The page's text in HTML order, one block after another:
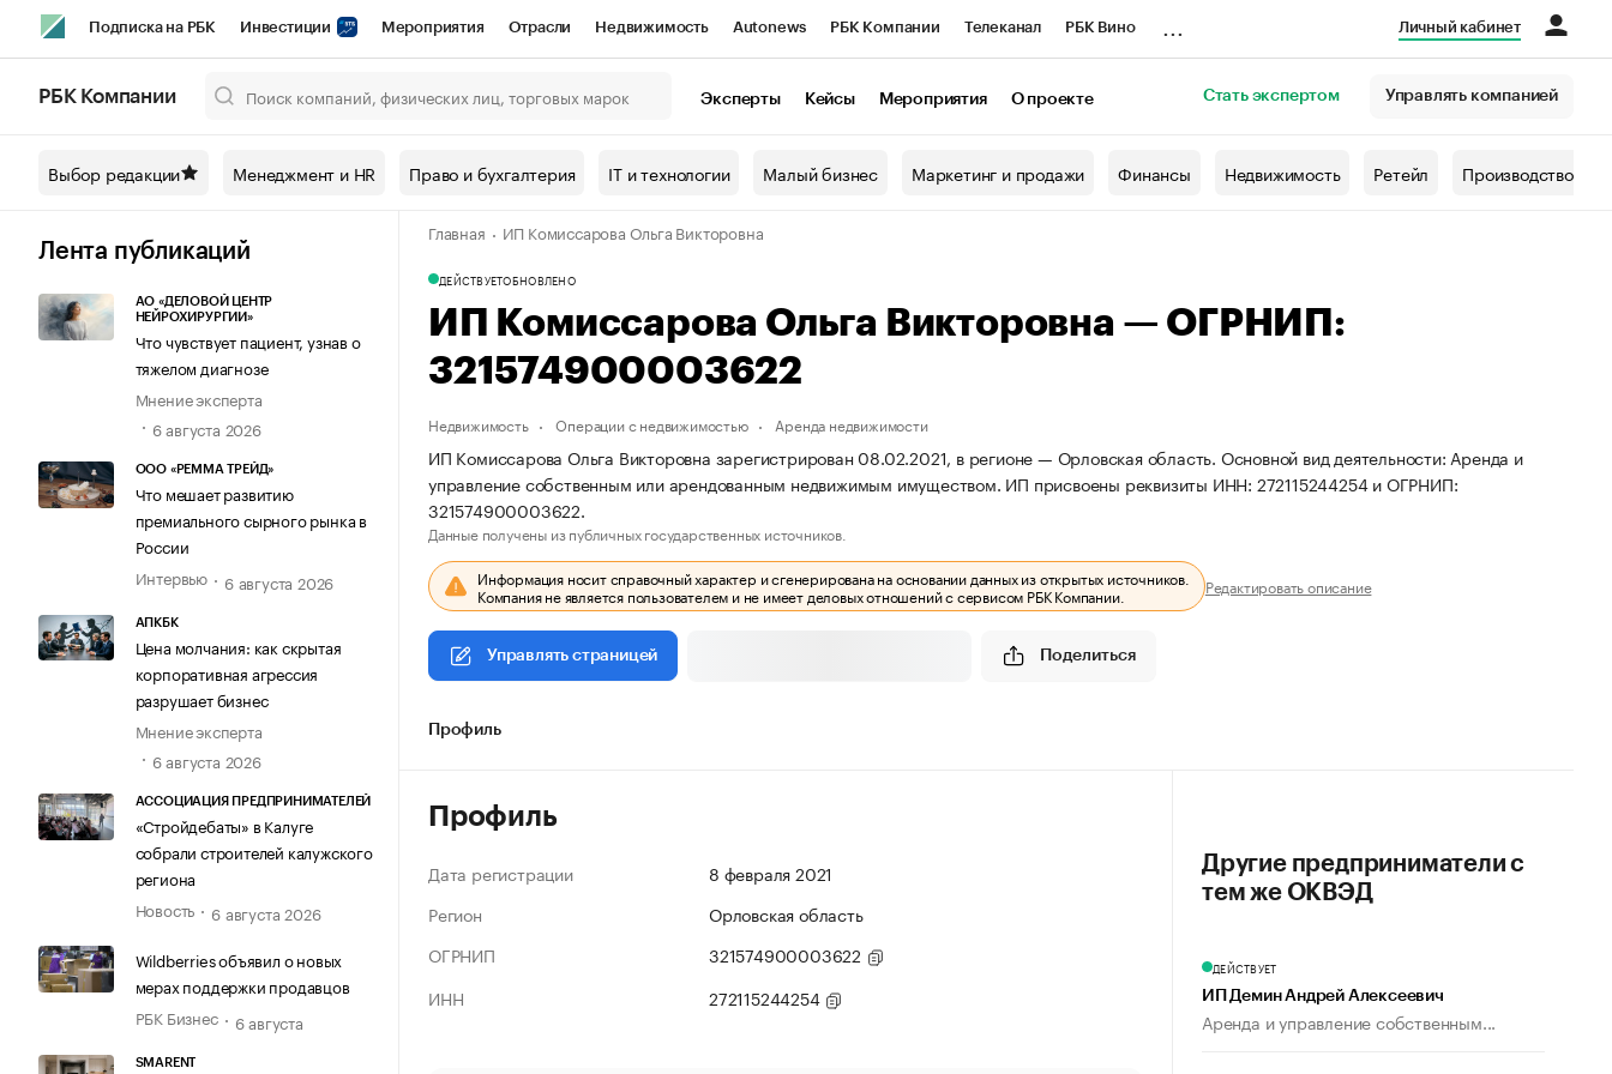
Подписка на РБК Инвестиции Мероприятия Отрасли Недвижимость Autonews РБК Компании Телеканал РБК Вино
Спецпроекты СПб Конференции СПб Спецпроекты Проверка контрагентов
Технологии и медиа Рынок наличной валюты
Личный кабинет
РБК Компании Эксперты Кейсы Мероприятия О проекте Стать экспертом Управлять компанией
Выбор редакции Менеджмент и HR Право и бухгалтерия IT и технологии Малый бизнес Маркетинг и продажи Финансы Недвижимость Ретейл Производство
Лента публикаций
АО «ДЕЛОВОЙ ЦЕНТР
НЕЙРОХИРУРГИИ»
Что чувствует пациент, узнав о
тяжелом диагнозе
Мнение эксперта
6 августа 2026
ООО «РЕММА ТРЕЙД»
Что мешает развитию
премиального сырного рынка в
России
Интервью
6 августа 2026
АПКБК
Цена молчания: как скрытая
корпоративная агрессия
разрушает бизнес
Мнение эксперта
6 августа 2026
АССОЦИАЦИЯ ПРЕДПРИНИМАТЕЛЕЙ
«Стройдебаты» в Калуге
собрали строителей калужского
региона
Новость
6 августа 2026
Wildberries объявил о новых
мерах поддержки продавцов
РБК Бизнес
6 августа
SMARENT
Главная ИП Комиссарова Ольга Викторовна
ДЕЙСТВУЕТОБНОВЛЕНО
ИП Комиссарова Ольга Викторовна — ОГРНИП:
321574900003622
Недвижимость Операции с недвижимостью Аренда недвижимости
ИП Комиссарова Ольга Викторовна зарегистрирован 08.02.2021, в регионе — Орловская область. Основной вид деятельности: Аренда и
управление собственным или арендованным недвижимым имуществом. ИП присвоены реквизиты ИНН: 272115244254 и ОГРНИП:
321574900003622.
Данные получены из публичных государственных источников.
Информация носит справочный характер и сгенерирована на основании данных из открытых источников.
Компания не является пользователем и не имеет деловых отношений с сервисом РБК Компании. Редактировать описание
Управлять страницей Поделиться
Профиль
Профиль
Дата регистрации
8 февраля 2021
Регион
Орловская область
ОГРНИП
321574900003622
ИНН
272115244254
Другие предприниматели с
тем же ОКВЭД
ДЕЙСТВУЕТ
ИП Демин Андрей Алексеевич
Аренда и управление собственным...